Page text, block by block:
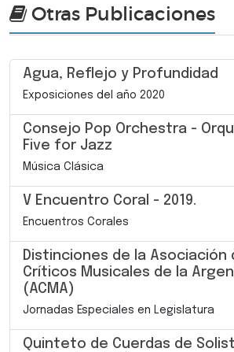
Otras Publicaciones
Agua, Reflejo y Profundidad
Exposiciones del año 2020
Consejo Pop Orchestra -
Five for Jazz
Música Clásica
V Encuentro Coral - 2019.
Encuentros Corales
Distinciones de la Asociación
Críticos Musicales de la
(ACMA)
Jornadas Especiales en Legislatura
Quinteto de Cuerdas de